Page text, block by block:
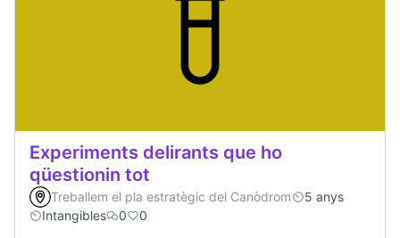
Experiments delirants que ho
qüestionin tot
Treballem el pla estratègic del Canòdrom
5 anys
Intangibles
0 0